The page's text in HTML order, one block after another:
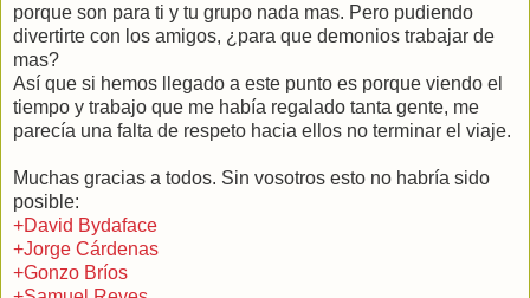
porque son para ti y tu grupo nada mas. Pero pudiendo
divertirte con los amigos, ¿para que demonios trabajar de
mas?
Así que si hemos llegado a este punto es porque viendo el
tiempo y trabajo que me había regalado tanta gente, me
parecía una falta de respeto hacia ellos no terminar el viaje.
Muchas gracias a todos. Sin vosotros esto no habría sido
posible:
+David Bydaface
+Jorge Cárdenas
+Gonzo Bríos